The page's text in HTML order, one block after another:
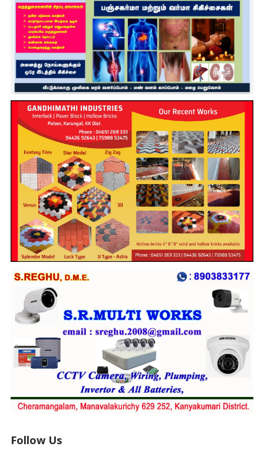
Follow Us